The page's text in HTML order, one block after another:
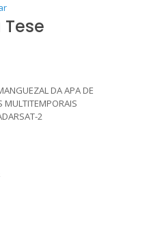
DA APA DE
MULTITEMPORAIS
2